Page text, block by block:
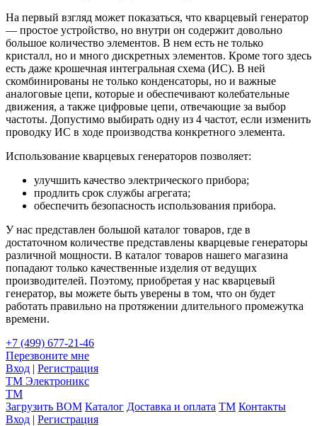
На первый взгляд может показаться, что кварцевый генератор
— простое устройство, но внутри он содержит довольно
большое количество элементов. В нем есть не только
кристалл, но и много дискретных элементов. Кроме того здесь
есть даже крошечная интегральная схема (ИС). В ней
скомбинированы не только конденсаторы, но и важные
аналоговые цепи, которые и обеспечивают колебательные
движения, а также цифровые цепи, отвечающие за выбор
частоты. Допустимо выбирать одну из 4 частот, если изменить
проводку ИС в ходе производства конкретного элемента.
Использование кварцевых генераторов позволяет:
улучшить качество электрического прибора;
продлить срок службы агрегата;
обеспечить безопасность использования прибора.
У нас представлен большой каталог товаров, где в
достаточном количестве представлены кварцевые генераторы
различной мощности. В каталог товаров нашего магазина
попадают только качественные изделия от ведущих
производителей. Поэтому, приобретая у нас кварцевый
генератор, вы можете быть уверены в том, что он будет
работать правильно на протяжении длительного промежутка
времени.
+7 (499) 677-21-46
Перезвоните мне
Вход | Регистрация
TM Электроникс
TM
Загрузить BOM Каталог Доставка и оплата TM Контакты
Вход | Регистрация